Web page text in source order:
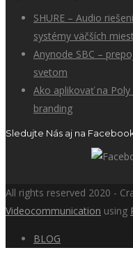
SHURE – Audio
systémy väčších
Anynode SBC –
svetom
Ako aplikovať na
branding
Sledujte Nás aj na
All rights reserved 2020 -
Videocommunication using
BLOG